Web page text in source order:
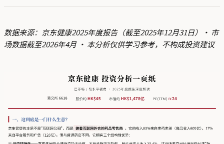
数据来源：京东健康2025年度报告（截至2025年12月31日）· 市
场数据截至2026年4月 · 本分析仅供学习参考，不构成投资建议